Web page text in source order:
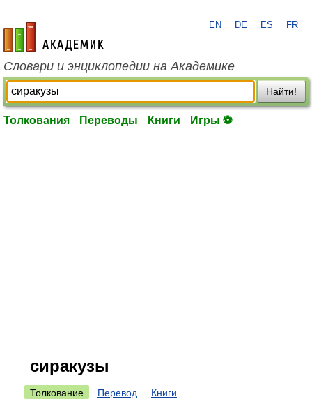
academic.ru
EN DE ES FR
Словари и энциклопедии на Академике
Найти!
Толкования Переводы Книги Игры ⚽
сиракузы
Толкование Перевод Книги